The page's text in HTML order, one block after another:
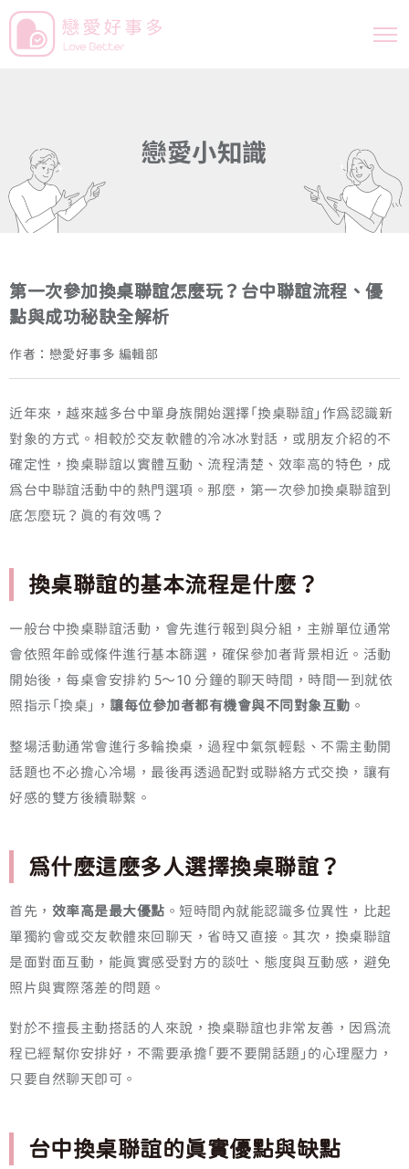
戀愛小知識
第一次參加換桌聯誼怎麼玩？台中聯誼流程、優
點與成功秘訣全解析
作者：戀愛好事多 編輯部
近年來，越來越多台中單身族開始選擇「換桌聯誼」作為認識新
對象的方式。相較於交友軟體的冷冰冰對話，或朋友介紹的不
確定性，換桌聯誼以實體互動、流程清楚、效率高的特色，成
為台中聯誼活動中的熱門選項。那麼，第一次參加換桌聯誼到
底怎麼玩？真的有效嗎？
換桌聯誼的基本流程是什麼？
一般台中換桌聯誼活動，會先進行報到與分組，主辦單位通常
會依照年齡或條件進行基本篩選，確保參加者背景相近。活動
開始後，每桌會安排約 5～10 分鐘的聊天時間，時間一到就依
照指示「換桌」， 讓每位參加者都有機會與不同對象互動 。
整場活動通常會進行多輪換桌，過程中氣氛輕鬆、不需主動開
話題也不必擔心冷場，最後再透過配對或聯絡方式交換，讓有
好感的雙方後續聯繫。
為什麼這麼多人選擇換桌聯誼？
首先， 效率高是最大優點 。短時間內就能認識多位異性，比起
單獨約會或交友軟體來回聊天，省時又直接。其次，換桌聯誼
是面對面互動，能真實感受對方的談吐、態度與互動感，避免
照片與實際落差的問題。
對於不擅長主動搭話的人來說，換桌聯誼也非常友善，因為流
程已經幫你安排好，不需要承擔「要不要開話題」的心理壓力，
只要自然聊天即可。
台中換桌聯誼的真實優點與缺點